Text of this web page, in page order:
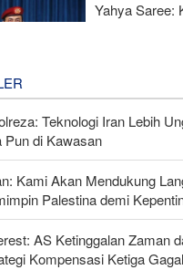
Yahya Saree:
Teknologi Iran Lebih
Pun di Kawasan
Kami Akan Mendukung
Palestina demi
AS Ketinggalan Zaman
Kompensasi Ketiga